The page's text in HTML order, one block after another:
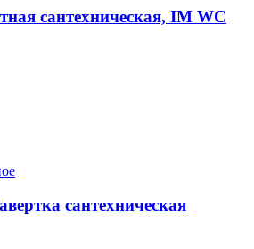
сантехническая, IM WC
сантехническая